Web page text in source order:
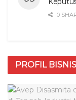
0
PROFIL BISNIS